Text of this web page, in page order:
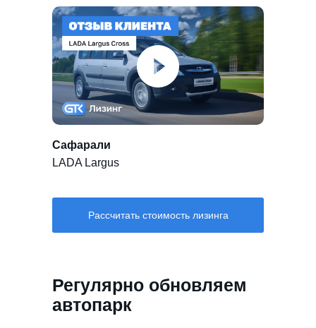
Сафарали
LADA Largus
Рассчитать стоимость лизинга
Регулярно обновляем
автопарк